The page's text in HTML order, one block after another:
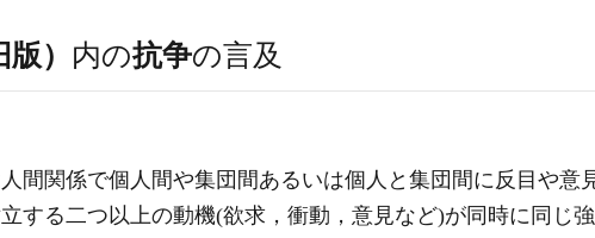
） 内の抗争の言及
間関係で個人間や集団間あるいは個人と集団間に反目や意
する二つ以上の動機(欲求，衝動，意見など)が同時に同じ